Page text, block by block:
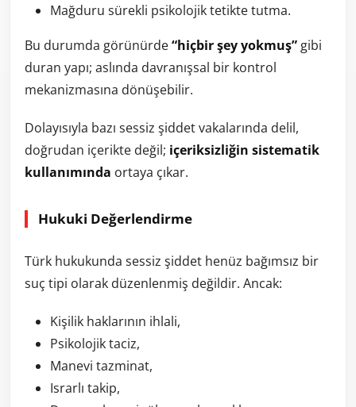
Mağduru sürekli psikolojik tetikte tutma.
Bu durumda görünürde“hiçbir şey yokmuş” gibi
duran yapı; aslında davranışsal bir kontrol
mekanizmasına dönüşebilir.
Dolayısıyla bazı sessiz şiddet vakalarında delil,
doğrudan içerikte değil; içeriksizliğin sistematik
kullanımında ortaya çıkar.
Hukuki Değerlendirme
Türk hukukunda sessiz şiddet henüz bağımsız bir
suç tipi olarak düzenlenmiş değildir. Ancak:
Kişilik haklarının ihlali,
Psikolojik taciz,
Manevi tazminat,
Israrlı takip,